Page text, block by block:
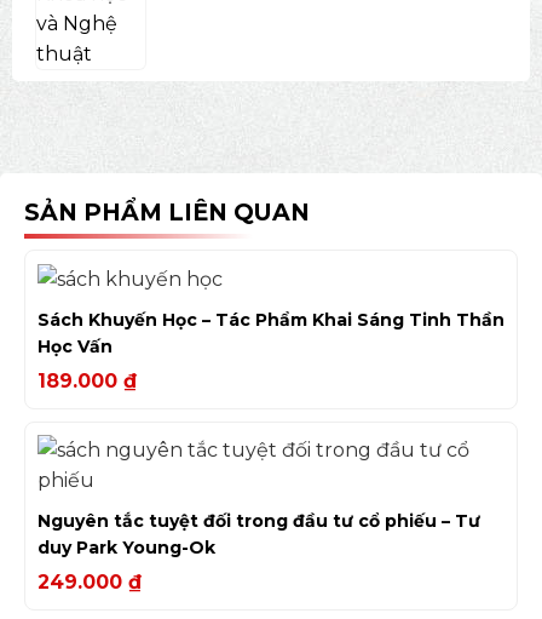
SẢN PHẨM LIÊN QUAN
Sách Khuyến Học – Tác Phẩm Khai Sáng Tinh Thần
Học Vấn
189.000 ₫
Nguyên tắc tuyệt đối trong đầu tư cổ phiếu – Tư
duy Park Young-Ok
249.000 ₫